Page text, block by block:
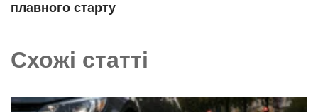
плавного старту
Схожі статті